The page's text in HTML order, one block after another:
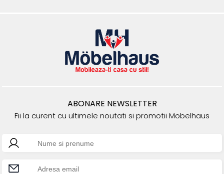
ABONARE NEWSLETTER
Fii la curent cu ultimele noutati si promotii Mobelhaus